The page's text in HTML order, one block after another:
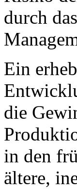
durch
Ein
die
in den
ältere,